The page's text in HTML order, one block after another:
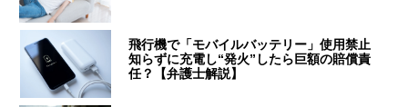
飛行機で「モバイルバッテリー」使用禁止
知らずに充電し“発火”したら巨額の賠償責
任？【弁護士解説】